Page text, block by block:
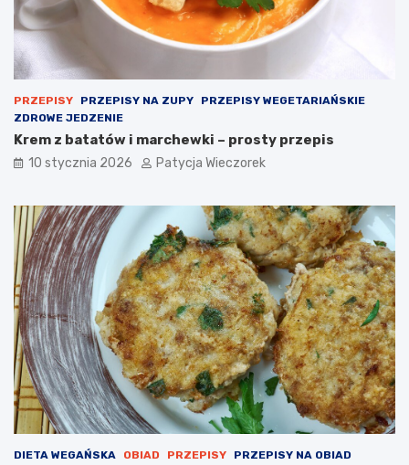
PRZEPISY PRZEPISY NA ZUPY
PRZEPISY WEGETARIAŃSKIE
ZDROWE JEDZENIE
Krem z batatów i marchewki – prosty przepis
10 stycznia 2026 Patycja Wieczorek
DIETA WEGAŃSKA OBIAD PRZEPISY
PRZEPISY NA OBIAD